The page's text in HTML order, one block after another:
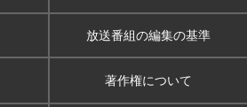
放送番組の編集の基準
著作権について